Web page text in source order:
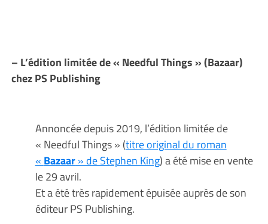
– L’édition limitée de « Needful Things » (Bazaar)
chez PS Publishing
Annoncée depuis 2019, l’édition limitée de
« Needful Things » (titre original du roman
« Bazaar» de Stephen King) a été mise en vente
le 29 avril.
Et a été très rapidement épuisée auprès de son
éditeur PS Publishing.